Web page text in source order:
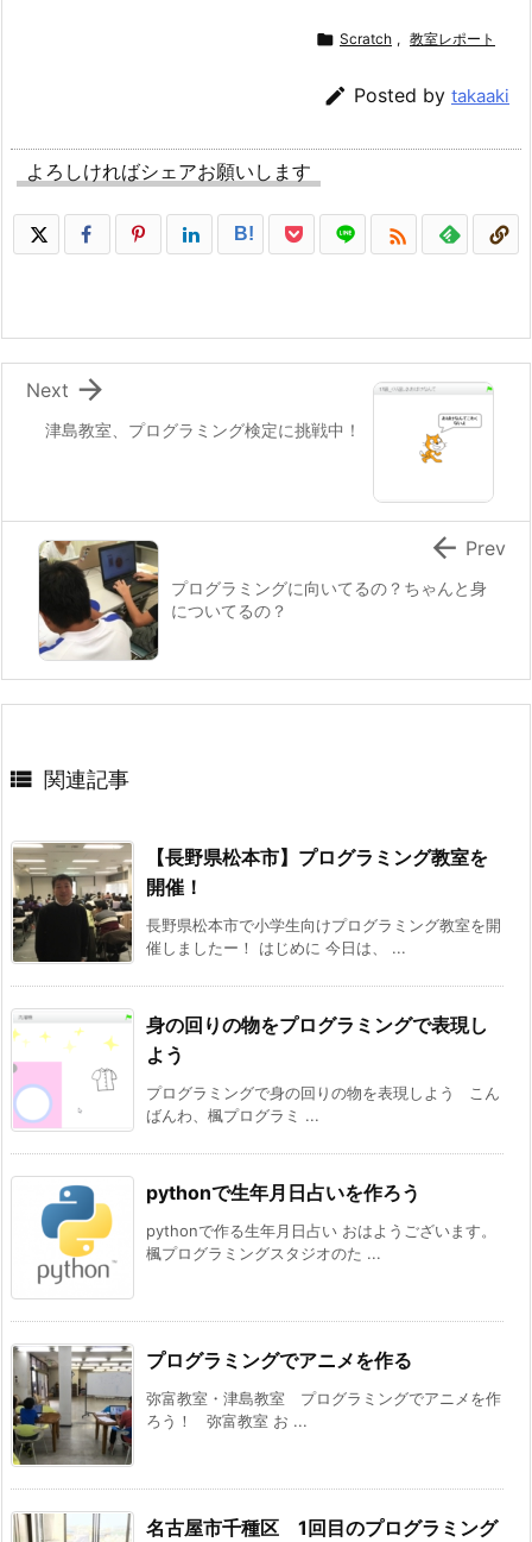
 Scratch , 教室レポート
 Posted by takaaki
よろしければシェアお願いします
B! 
津島教室、プログラミング検定に挑戦中！

Next
プログラミングに向いてるの？ちゃんと身
についてるの？
 Prev
 関連記事
【長野県松本市】プログラミング教室を
開催！
長野県松本市で小学生向けプログラミング教室を開
催しましたー！ はじめに 今日は、 ...
身の回りの物をプログラミングで表現し
よう
プログラミングで身の回りの物を表現しよう こん
ばんわ、楓プログラミ ...
pythonで生年月日占いを作ろう
pythonで作る生年月日占い おはようございます。
楓プログラミングスタジオのた ...
プログラミングでアニメを作る
弥富教室・津島教室 プログラミングでアニメを作
ろう！ 弥富教室 お ...
名古屋市千種区 1回目のプログラミング